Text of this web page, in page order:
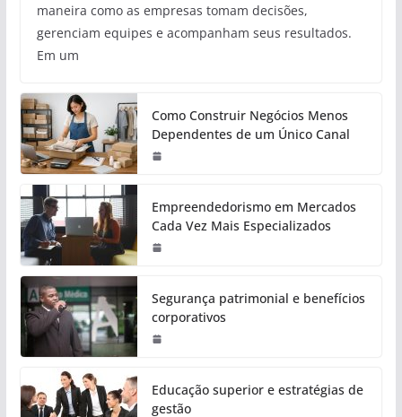
maneira como as empresas tomam decisões,
gerenciam equipes e acompanham seus resultados.
Em um
Como Construir Negócios Menos
Dependentes de um Único Canal
Empreendedorismo em Mercados
Cada Vez Mais Especializados
Segurança patrimonial e benefícios
corporativos
Educação superior e estratégias de
gestão